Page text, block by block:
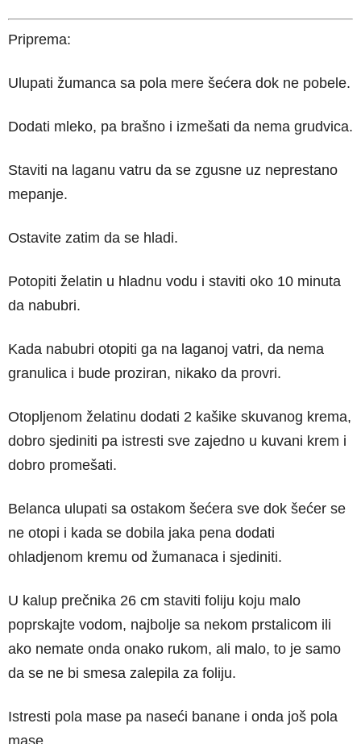
Priprema:
Ulupati žumanca sa pola mere šećera dok ne pobele.
Dodati mleko, pa brašno i izmešati da nema grudvica.
Staviti na laganu vatru da se zgusne uz neprestano
mepanje.
Ostavite zatim da se hladi.
Potopiti želatin u hladnu vodu i staviti oko 10 minuta
da nabubri.
Kada nabubri otopiti ga na laganoj vatri, da nema
granulica i bude proziran, nikako da provri.
Otopljenom želatinu dodati 2 kašike skuvanog krema,
dobro sjediniti pa istresti sve zajedno u kuvani krem i
dobro promešati.
Belanca ulupati sa ostakom šećera sve dok šećer se
ne otopi i kada se dobila jaka pena dodati
ohladjenom kremu od žumanaca i sjediniti.
U kalup prečnika 26 cm staviti foliju koju malo
poprskajte vodom, najbolje sa nekom prstalicom ili
ako nemate onda onako rukom, ali malo, to je samo
da se ne bi smesa zalepila za foliju.
Istresti pola mase pa naseći banane i onda još pola